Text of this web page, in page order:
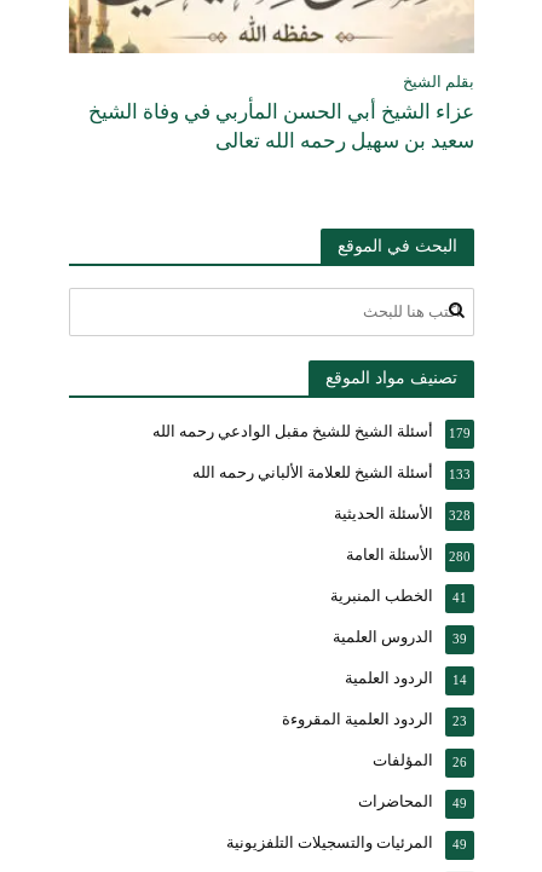
بقلم الشيخ
عزاء الشيخ أبي الحسن المأربي في وفاة الشيخ
سعيد بن سهيل رحمه الله تعالى
البحث في الموقع
تصنيف مواد الموقع
أسئلة الشيخ للشيخ مقبل الوادعي رحمه الله 179
أسئلة الشيخ للعلامة الألباني رحمه الله 133
الأسئلة الحديثية 328
الأسئلة العامة 280
الخطب المنبرية 41
الدروس العلمية 39
الردود العلمية 14
الردود العلمية المقروءة 23
المؤلفات 26
المحاضرات 49
المرئيات والتسجيلات التلفزيونية 49